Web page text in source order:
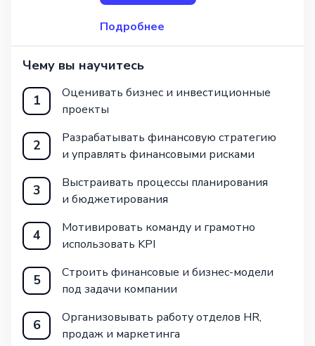
Подробнее
Чему вы научитесь
1
Оценивать бизнес и инвестиционные
проекты
2
Разрабатывать финансовую стратегию
и управлять финансовыми рисками
3
Выстраивать процессы планирования
и бюджетирования
4
Мотивировать команду и грамотно
использовать KPI
5
Строить финансовые и бизнес-модели
под задачи компании
6
Организовывать работу отделов HR,
продаж и маркетинга